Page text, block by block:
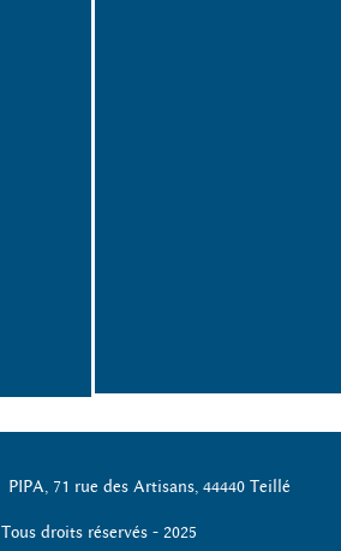
PIPA, 71 rue des Artisans, 44440 Teillé
Tous droits réservés - 2025